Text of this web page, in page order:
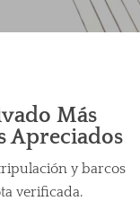
Más
Apreciados
y barcos
verificada.